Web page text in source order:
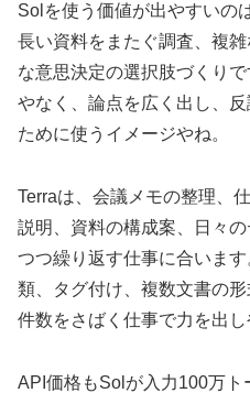
Solを使う価値が出やすいの
長い資料をまたぐ調査、複
な意思決定の選択肢づくり
やなく、論点を広く出し、
ために使うイメージやね。
Terraは、会議メモの整理、
説明、資料の構成案、日々
つつ繰り返す仕事に合いま
類、タグ付け、複数文書の
件数をさばく仕事で力を出し
API価格もSolが入力100万